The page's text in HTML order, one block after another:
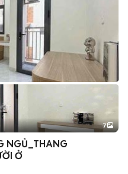
+2
7
NGỦ_THANG
Ở